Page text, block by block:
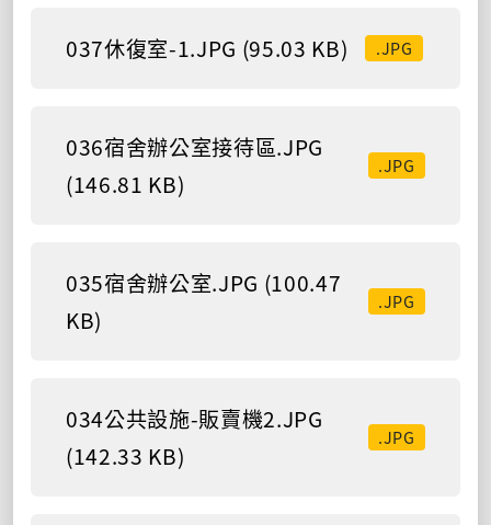
037休復室-1.JPG (95.03 KB) .JPG
036宿舍辦公室接待區.JPG
(146.81 KB)
.JPG
035宿舍辦公室.JPG (100.47
KB)
.JPG
034公共設施-販賣機2.JPG
(142.33 KB)
.JPG